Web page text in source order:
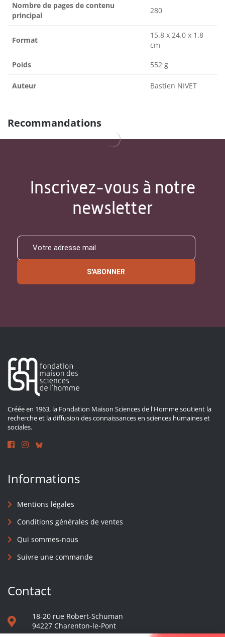
Nombre de pages de contenu
principal
280
Format
15.8 x 24.0 x 1.8
cm
Poids 552 g
Auteur Bastien NIVET
Recommandations
Inscrivez-vous à notre
newsletter
S'ABONNER
Créée en 1963, la Fondation Maison Sciences de l'Homme soutient la
recherche et la diffusion des connaissances en sciences humaines et
sociales.
Informations
Mentions légales
Conditions générales de ventes
Qui sommes-nous
Suivre une commande
Contact
18-20 rue Robert-Schuman
94227 Charenton-le-Pont